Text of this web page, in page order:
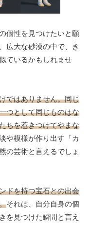
個性を見つけたいと願
広大な砂漠の中で、き
ているかもしれませ
ではありません。同じ
つとして同じものはな
ちを惹きつけてやまな
や模様が作り出す「カ
の芸術と言えるでしょ
ドを持つ宝石との出会
それは、自分自身の個
を見つけた瞬間と言え